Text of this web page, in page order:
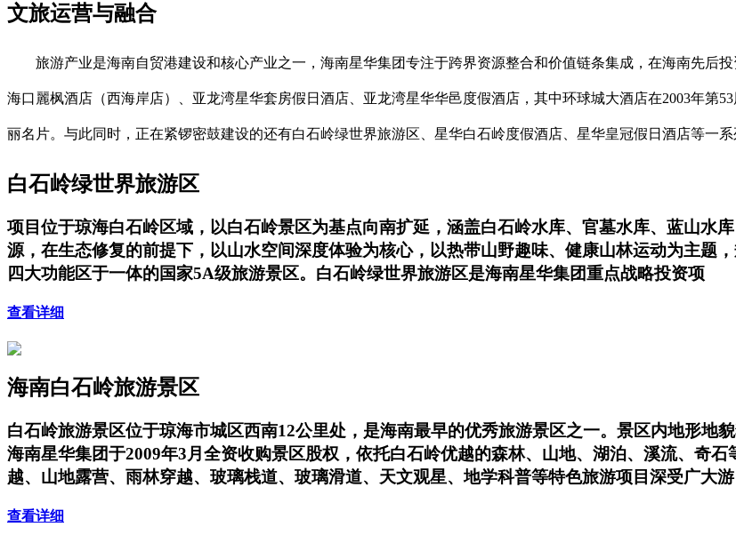
文旅运营与融合
旅游产业是海南自贸港建设和核心产业之一，海南星华集团专注于跨界资源整合和价值链条集成，在海南先后
海口麗枫酒店（西海岸店）、亚龙湾星华套房假日酒店、亚龙湾星华华邑度假酒店，其中环球城大酒店在2003年第
丽名片。与此同时，正在紧锣密鼓建设的还有白石岭绿世界旅游区、星华白石岭度假酒店、星华皇冠假日酒店等一系
白石岭绿世界旅游区
项目位于琼海白石岭区域，以白石岭景区为基点向南扩延，涵盖白石岭水库、官墓水库、蓝山水
源，在生态修复的前提下，以山水空间深度体验为核心，以热带山野趣味、健康山林运动为主题
四大功能区于一体的国家5A级旅游景区。白石岭绿世界旅游区是海南星华集团重点战略投资项
查看详细
海南白石岭旅游景区
白石岭旅游景区位于琼海市城区西南12公里处，是海南最早的优秀旅游景区之一。景区内地形地
海南星华集团于2009年3月全资收购景区股权，依托白石岭优越的森林、山地、湖泊、溪流、奇
越、山地露营、雨林穿越、玻璃栈道、玻璃滑道、天文观星、地学科普等特色旅游项目深受广大游
查看详细